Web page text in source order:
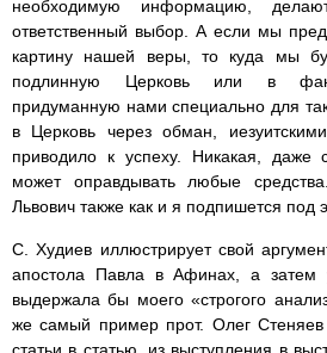
необходимую информацию,
ответственный выбор. А если мы
картину нашей веры, то куда мы
подлинную Церковь или в
придуманную нами специально для
в Церковь через обман,
приводило к успеху. Никакая, даже
может оправдывать любые
Львович также как и я подпишется под
С. Худиев иллюстрирует свой
апостола Павла в Афинах, а затем
выдержала бы моего «строгого
же самый пример прот. Олег Стеняев